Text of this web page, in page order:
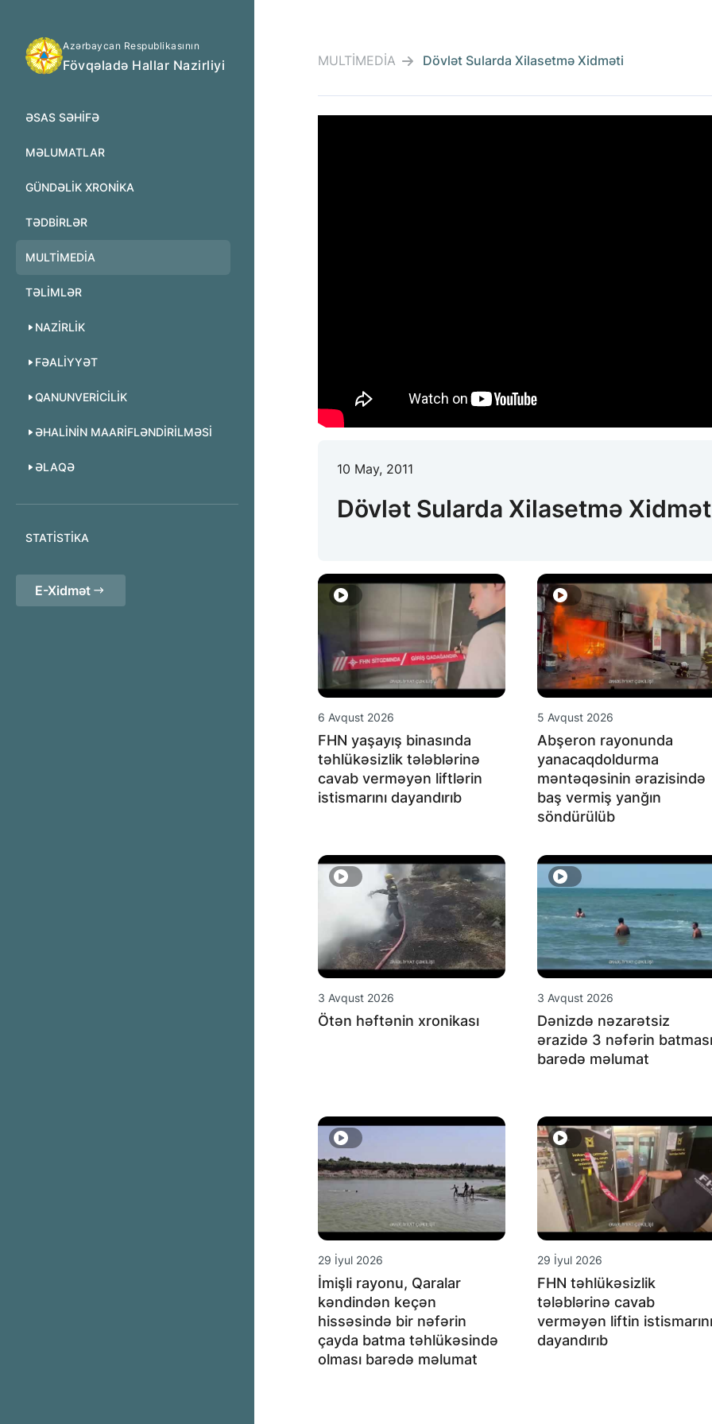
Azərbaycan Respublikasının
Fövqəladə Hallar Nazirliyi
ƏSAS SƏHIFƏ
MƏLUMATLAR
GÜNDƏLIK XRONIKA
TƏDBIRLƏR
MULTİMEDİA
TƏLIMLƏR
NAZIRLIK
FƏALIYYƏT
QANUNVERICILIK
ƏHALININ MAARIFLƏNDIRILMƏSI
ƏLAQƏ
STATISTIKA
E-Xidmət
MULTİMEDİA Dövlət Sularda Xilasetmə Xidməti
10 May, 2011
Dövlət Sularda Xilasetmə
6 Avqust 2026
FHN yaşayış binasında
təhlükəsizlik tələblərinə
cavab verməyən liftlərin
istismarını dayandırıb
5 Avqust 2026
Abşeron rayonunda
yanacaqdoldurma
məntəqəsinin ərazisində
baş vermiş yanğın
söndürülüb
3 Avqust 2026
Ötən həftənin xronikası
3 Avqust 2026
Dənizdə nəzarətsiz
ərazidə 3 nəfərin batması
barədə məlumat
29 İyul 2026
İmişli rayonu, Qaralar
kəndindən keçən
hissəsində bir nəfərin
çayda batma təhlükəsində
olması barədə məlumat
29 İyul 2026
FHN təhlükəsizlik
tələblərinə cavab
verməyən liftin istismarını
dayandırıb